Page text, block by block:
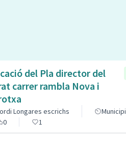
del Pla director del
carrer rambla Nova i
Longares escrichs
Municipi
0
1